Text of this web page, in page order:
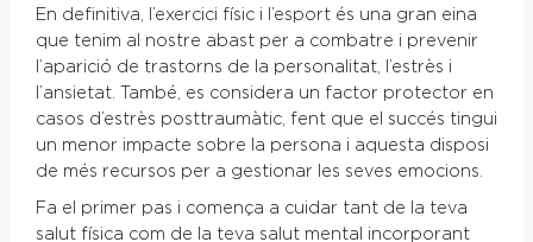
En definitiva, l’exercici físic i l’esport és una gran eina
que tenim al nostre abast per a combatre i prevenir
l’aparició de trastorns de la personalitat, l’estrès i
l’ansietat. També, es considera un factor protector en
casos d’estrès posttraumàtic, fent que el succés tingui
un menor impacte sobre la persona i aquesta disposi
de més recursos per a gestionar les seves emocions.
Fa el primer pas i comença a cuidar tant de la teva
salut física com de la teva salut mental incorporant